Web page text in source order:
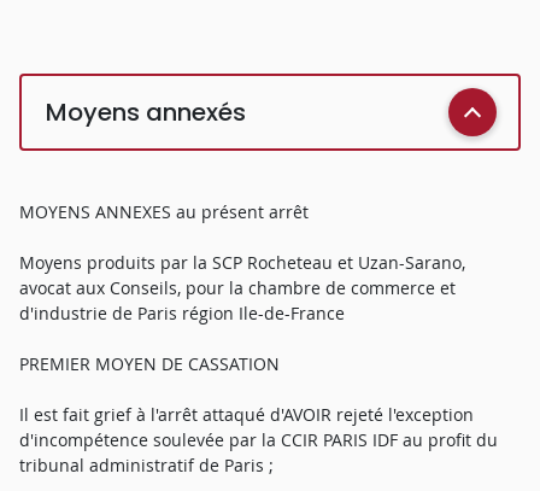
Moyens annexés
MOYENS ANNEXES au présent arrêt
Moyens produits par la SCP Rocheteau et Uzan-Sarano,
avocat aux Conseils, pour la chambre de commerce et
d'industrie de Paris région Ile-de-France
PREMIER MOYEN DE CASSATION
Il est fait grief à l'arrêt attaqué d'AVOIR rejeté l'exception
d'incompétence soulevée par la CCIR PARIS IDF au profit du
tribunal administratif de Paris ;